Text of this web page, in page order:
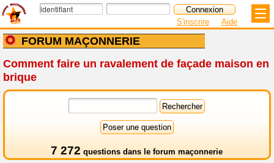
FORUM MAÇONNERIE
S'inscrire Aide
Comment faire un ravalement de façade maison en
brique
7 272 questions dans le forum maçonnerie